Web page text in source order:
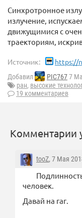
Синхротронное
излучение,
движущимися с
траекториям,
Источник: https://
Добавил PIC7677
ран, высокие
19 комментариев
Комментарии
tooZ, 7 Мая
человек.
Давай на гаг.